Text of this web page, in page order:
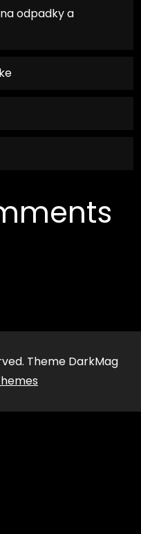
odpadky a
Theme DarkMag